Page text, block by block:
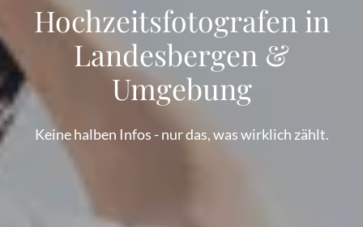
Hochzeitsfotografen in
Landesbergen &
Umgebung
Keine halben Infos - nur das, was wirklich zählt.